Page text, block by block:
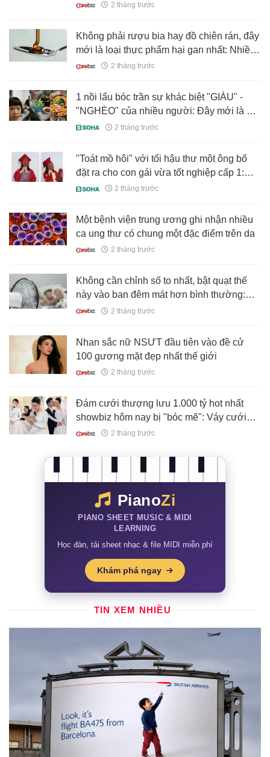
2 tháng trước
Không phải rượu bia hay đồ chiên rán, đây
mới là loại thực phẩm hại gan nhất: Nhiều
người mê tít2 tháng trước
1 nồi lẩu bóc trần sự khác biệt "GIÀU" -
"NGHÈO" của nhiều người: Đây mới là cái
"nghèo" nghiêm trọng nhất
2 tháng trước
"Toát mồ hôi" với tối hậu thư một ông bố
đặt ra cho con gái vừa tốt nghiệp cấp 1:
Đọc từng dòng mà thấy áp lực!
2 tháng trước
Một bệnh viện trung ương ghi nhận nhiều
ca ung thư có chung một đặc điểm trên da
2 tháng trước
Không cần chỉnh số to nhất, bật quạt thế
này vào ban đêm mát hơn bình thường:
EVN hướng dẫn
2 tháng trước
Nhan sắc nữ NSƯT đầu tiên vào đề cử
100 gương mặt đẹp nhất thế giới
2 tháng trước
Đám cưới thượng lưu 1.000 tỷ hot nhất
showbiz hôm nay bị "bóc mẽ": Váy cưới
thủ công nghi là đồ đi xin, sảnh tiệc thuê
2 tháng trước
PianoZi
PIANO SHEET MUSIC & MIDI
LEARNING
Học đàn, tải sheet nhạc & file MIDI miễn phí
Khám phá ngay
TIN XEM NHIỀU